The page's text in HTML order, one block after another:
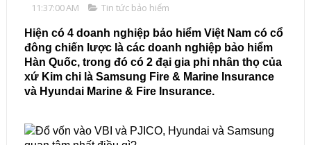
11:37:00 AM Tin tức bảo hiểm
Hiện có 4 doanh nghiệp bảo hiểm Việt Nam có cổ
đông chiến lược là các doanh nghiệp bảo hiểm
Hàn Quốc, trong đó có 2 đại gia phi nhân thọ của
xứ Kim chi là Samsung Fire & Marine Insurance
và Hyundai Marine & Fire Insurance.